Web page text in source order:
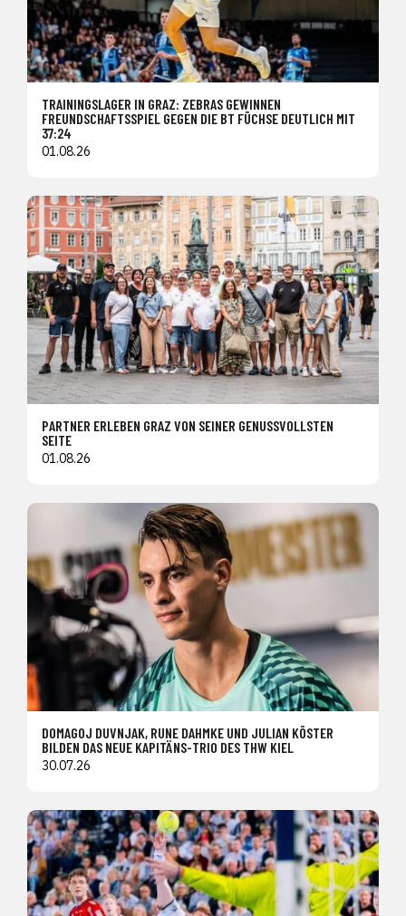
TRAININGSLAGER IN GRAZ: ZEBRAS GEWINNEN
FREUNDSCHAFTSSPIEL GEGEN DIE BT FÜCHSE DEUTLICH MIT
37:24
01.08.26
PARTNER ERLEBEN GRAZ VON SEINER GENUSSVOLLSTEN
SEITE
01.08.26
DOMAGOJ DUVNJAK, RUNE DAHMKE UND JULIAN KÖSTER
BILDEN DAS NEUE KAPITÄNS-TRIO DES THW KIEL
30.07.26